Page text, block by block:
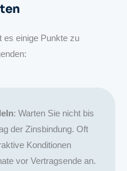
es einige Punkte zu
: Warten Sie nicht bis
der Zinsbindung. Oft
Konditionen
vor Vertragsende an.